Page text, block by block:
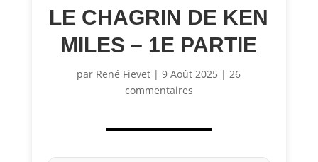
LE CHAGRIN DE KEN
MILES – 1E PARTIE
par René Fievet |9 Août 2025 |26
commentaires